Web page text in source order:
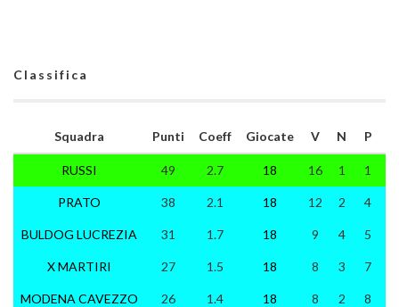
Classifica
Squadra
RUSSI
PRATO
BULDOG LUCREZIA
X MARTIRI
MODENA CAVEZZO
Punti Coeff Giocate V N P
49 2.7 18 16 1 1
38 2.1 18 12 2 4
31 1.7 18 9 4 5
27 1.5 18 8 3 7
26 1.4 18 8 2 8